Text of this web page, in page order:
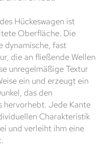
Hückeswagen ist
Oberfläche. Die
dynamische, fast
die an fließende Wellen
unregelmäßige Textur
ein und erzeugt ein
das den
hervorhebt. Jede Kante
Charakteristik
und verleiht ihm eine